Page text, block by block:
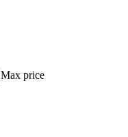
Max price